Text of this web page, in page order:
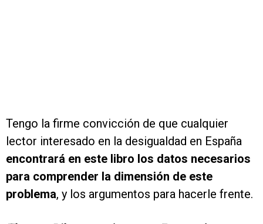
Tengo la firme convicción de que cualquier
lector interesado en la desigualdad en España
encontrará en este libro los datos necesarios
para comprender la dimensión de este
problema, y los argumentos para hacerle frente.